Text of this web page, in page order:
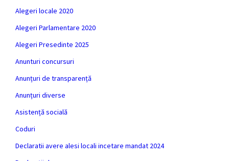
Alegeri locale 2020
Alegeri Parlamentare 2020
Alegeri Presedinte 2025
Anunturi concursuri
Anunțuri de transparență
Anunțuri diverse
Asistență socială
Coduri
Declaratii avere alesi locali incetare mandat 2024